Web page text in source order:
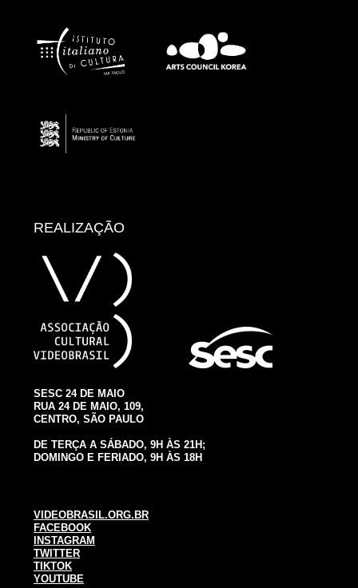
REALIZAÇÃO
SESC 24 DE MAIO
RUA 24 DE MAIO, 109,
CENTRO, SÃO PAULO
DE TERÇA A SÁBADO, 9H ÀS 21H;
DOMINGO E FERIADO, 9H ÀS 18H
VIDEOBRASIL.ORG.BR
FACEBOOK
INSTAGRAM
TWITTER
TIKTOK
YOUTUBE